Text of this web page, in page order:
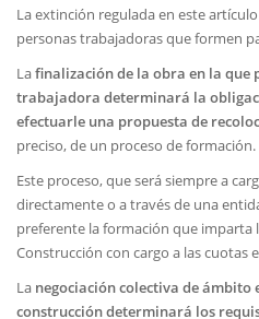
La extinción regulada en este
personas trabajadoras que formen
Lafinalización de la obra en la que
trabajadora determinará la
efectuarle una propuesta de
preciso, de un proceso de formación.
Este proceso, que será siempre a
directamente o a través de una
preferente la formación que imparta
Construcción con cargo a las cuotas
La negociación colectiva de ámbito
construcción determinará los